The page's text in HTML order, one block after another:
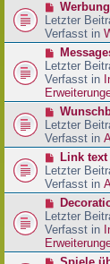
r
a
g
B
e
i
r
a
g
N
e
u
e
r
B
e
i
r
a
g
Letzter
Verfasst in
N
e
u
e
r
B
e
i
r
a
g
Letzter
Verfasst in
N
e
u
e
r
B
e
t
r
a
g
Letzter
Verfasst in
N
e
u
e
r
B
e
i
Link
Letzter
Verfasst in
N
e
u
e
r
Letzter
Verfasst in
N